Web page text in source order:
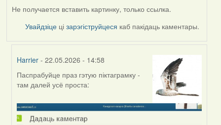
Не получается вставить картинку, только ссылка.
Увайдзіце цізарэгіструйцеся каб пакідаць каментары.
Harrier - 22.05.2026 - 14:58
In
reply
by
Burry
Паспрабуйце праз гэтую піктаграмку -
там далей усё проста: